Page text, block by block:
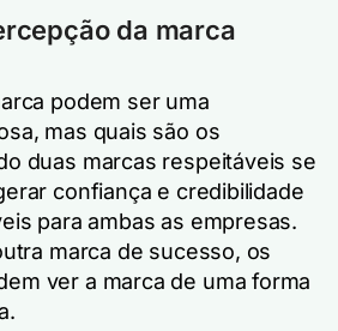
da marca
podem ser uma
mas quais são os
duas marcas respeitáveis se
confiança e credibilidade
para ambas as empresas.
marca de sucesso, os
ver a marca de uma forma